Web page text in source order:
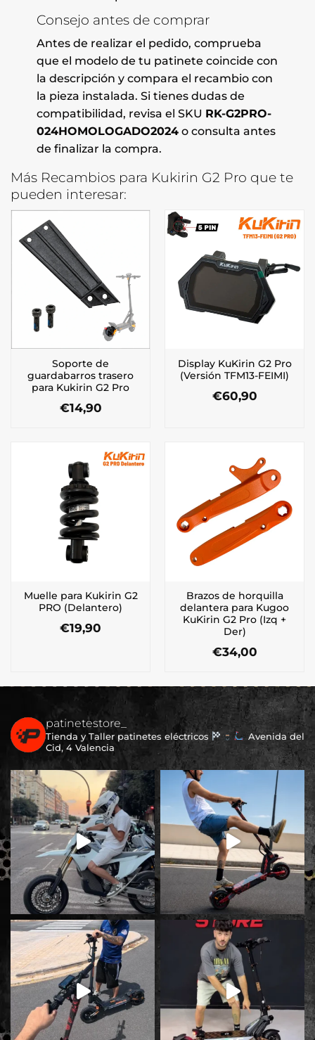
Consejo antes de comprar
Antes de realizar el pedido, comprueba
que el modelo de tu patinete coincide con
la descripción y compara el recambio con
la pieza instalada. Si tienes dudas de
compatibilidad, revisa el SKU RK-G2PRO-
024HOMOLOGADO2024o consulta antes
de finalizar la compra.
Más Recambios para Kukirin G2 Pro que te
pueden interesar:
Soporte de
guardabarros trasero
para Kukirin G2 Pro
€14,90
Display KuKirin G2 Pro
(Versión TFM13-FEIMI)
€60,90
Muelle para Kukirin G2
PRO (Delantero)
€19,90
Brazos de horquilla
delantera para Kugoo
KuKirin G2 Pro (Izq +
Der)
€34,00
patinetestore_
Tienda y Taller patinetes eléctricos
Avenida del
Cid, 4 Valencia